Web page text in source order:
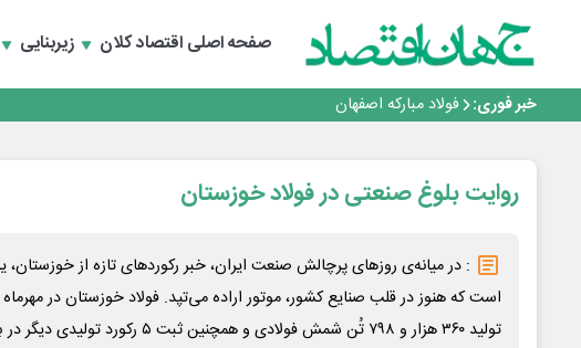
صفحه اصلیاقتصاد کلان زیربنایی
خبر فوری:
تداوم صعود مس در بازارهای جهانی؛ قیمت فلز سرخ از ۱۴هزار دلار در هر تن عبور کرد
فولاد در تله قیمت‌گذاری دستوری
افتتاح بزرگ‌ترین و مجهزترین آموزشگاه فنی وحرفه ای آزاد تخصصی
گفتگو با کاوه معلمی، مدیر حسابداری مدیریت فولادسنگان
تداوم صعود مس در بازارهای جهانی؛ قیمت فلز سرخ از ۱۴هزار دلار در هر تن عبور کرد
فولاد در تله قیمت‌گذاری دستوری
روایت بلوغ صنعتی در فولاد خوزستان
: در میانه‌ی روزهای پرچالش صنعت ایران، خبر رکوردهای تازه از خوزستان،
تولید ۳۶۰ هزار و ۷۹۸ تُن شمش فولادی و همچنین